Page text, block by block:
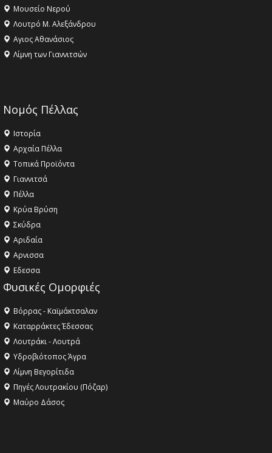
Μουσείο Νερού
Λουτρό Μ. Αλεξάνδρου
Αγιος Αθανάσιος
Λίμνη των Γιαννιτσών
Νομός Πέλλας
Ιστορία
Αρχαία Πέλλα
Τοπικά Προϊόντα
Γιαννιτσά
Πέλλα
Κρύα Βρύση
Σκύδρα
Αριδαία
Aρνισσα
Eδεσσα
Φυσικές Ομορφιές
Βόρρας - Καϊμάκτσαλαν
Καταρράκτες Έδεσσας
Λουτράκι - Λουτρά
Υδροβιότοπος Άγρα
Λίμνη Βεγορίτιδα
Πηγές Λουτρακίου (Πόζαρ)
Μαύρο Δάσος